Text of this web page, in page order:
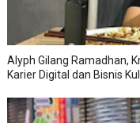
Alyph Gilang Ramadhan,
Karier Digital dan Bisnis